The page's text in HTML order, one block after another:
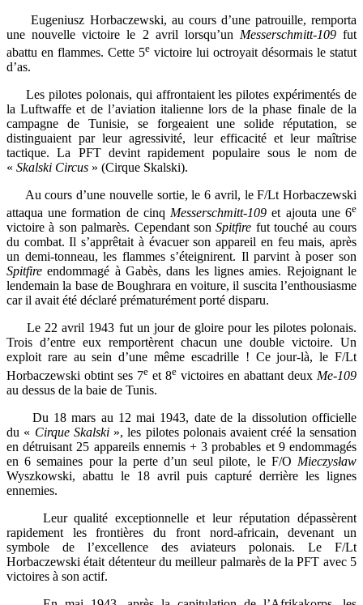
Eugeniusz Horbaczewski, au cours d’une patrouille, remporta
une nouvelle victoire le 2 avril lorsqu’un Messerschmitt-109 fut
abattu en flammes. Cette 5e victoire lui octroyait désormais le statut
d’as.
Les pilotes polonais, qui affrontaient les pilotes expérimentés de
la Luftwaffe et de l’aviation italienne lors de la phase finale de la
campagne de Tunisie, se forgeaient une solide réputation, se
distinguaient par leur agressivité, leur efficacité et leur maîtrise
tactique. La PFT devint rapidement populaire sous le nom de
« Skalski Circus » (Cirque Skalski).
Au cours d’une nouvelle sortie, le 6 avril, le F/Lt Horbaczewski
attaqua une formation de cinq Messerschmitt-109 et ajouta une 6e
victoire à son palmarès. Cependant sonSpitfire fut touché au cours
du combat. Il s’apprêtait à évacuer son appareil en feu mais, après
un demi-tonneau, les flammes s’éteignirent. Il parvint à poser son
Spitfire endommagé à Gabès, dans les lignes amies. Rejoignant le
lendemain la base de Boughrara en voiture, il suscita l’enthousiasme
car il avait été déclaré prématurément porté disparu.
Le 22 avril 1943 fut un jour de gloire pour les pilotes polonais.
Trois d’entre eux remportèrent chacun une double victoire. Un
exploit rare au sein d’une même escadrille ! Ce jour-là, le F/Lt
Horbaczewski obtint ses 7e et 8e victoires en abattant deux Me-109
au dessus de la baie de Tunis.
Du 18 mars au 12 mai 1943, date de la dissolution officielle
du « Cirque Skalski», les pilotes polonais avaient créé la sensation
en détruisant 25 appareils ennemis + 3 probables et 9 endommagés
en 6 semaines pour la perte d’un seul pilote, le F/O Mieczysław
Wyszkowski, abattu le 18 avril puis capturé derrière les lignes
ennemies.
Leur qualité exceptionnelle et leur réputation dépassèrent
rapidement les frontières du front nord-africain, devenant un
symbole de l’excellence des aviateurs polonais. Le F/Lt
Horbaczewski était détenteur du meilleur palmarès de la PFT avec 5
victoires à son actif.